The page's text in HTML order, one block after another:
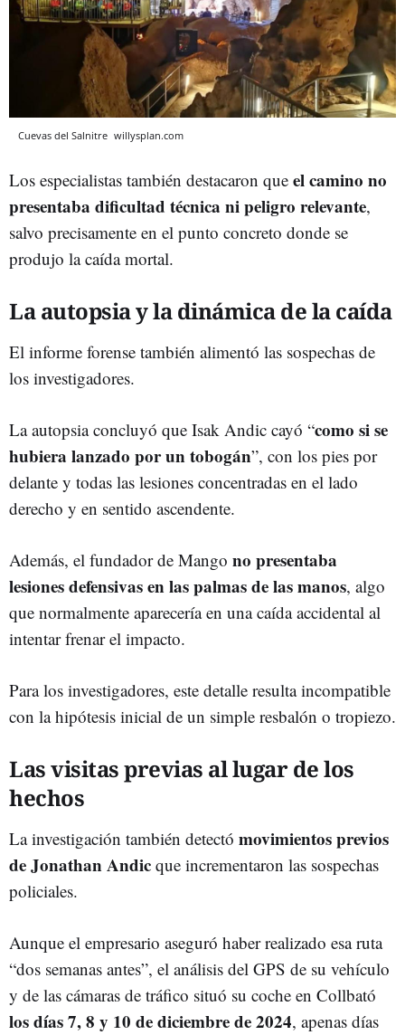
Cuevas del Salnitre willysplan.com
Los especialistas también destacaron que el camino no
presentaba dificultad técnica ni peligro relevante,
salvo precisamente en el punto concreto donde se
produjo la caída mortal.
La autopsia y la dinámica de la caída
El informe forense también alimentó las sospechas de
los investigadores.
La autopsia concluyó que Isak Andic cayó “como si se
hubiera lanzado por un tobogán”, con los pies por
delante y todas las lesiones concentradas en el lado
derecho y en sentido ascendente.
Además, el fundador de Mango no presentaba
lesiones defensivas en las palmas de las manos, algo
que normalmente aparecería en una caída accidental al
intentar frenar el impacto.
Para los investigadores, este detalle resulta incompatible
con la hipótesis inicial de un simple resbalón o tropiezo.
Las visitas previas al lugar de los
hechos
La investigación también detectó movimientos previos
de Jonathan Andic que incrementaron las sospechas
policiales.
Aunque el empresario aseguró haber realizado esa ruta
“dos semanas antes”, el análisis del GPS de su vehículo
y de las cámaras de tráfico situó su coche en Collbató
los días 7, 8 y 10 de diciembre de 2024, apenas días